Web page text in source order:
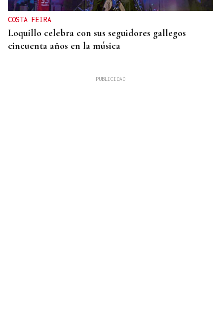
COSTA FEIRA
Loquillo celebra con sus seguidores gallegos
cincuenta años en la música